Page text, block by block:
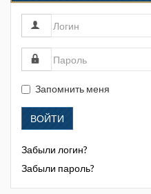
разработки
месторождений
угл
Запомнить меня
ВОЙТИ
Забыли логин?
Забыли пароль?